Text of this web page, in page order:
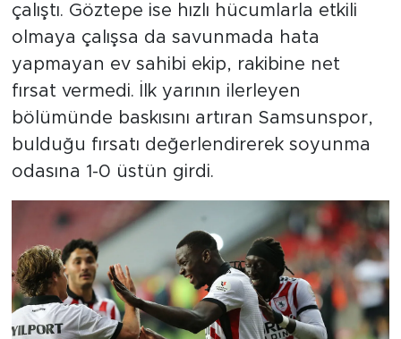
çalıştı. Göztepe ise hızlı hücumlarla etkili
olmaya çalışsa da savunmada hata
yapmayan ev sahibi ekip, rakibine net
fırsat vermedi. İlk yarının ilerleyen
bölümünde baskısını artıran Samsunspor,
bulduğu fırsatı değerlendirerek soyunma
odasına 1-0 üstün girdi.